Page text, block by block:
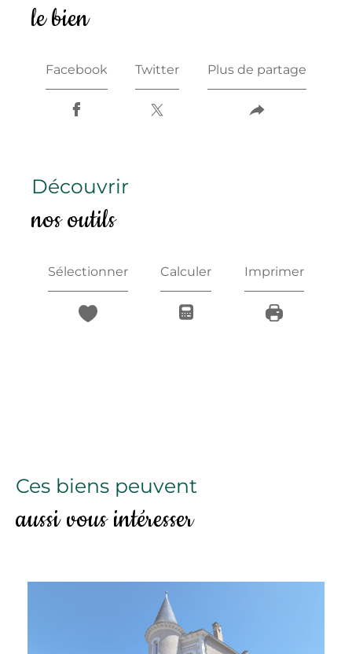
le bien
Facebook Twitter Plus de partage
découvrir
nos outils
Sélectionner Calculer Imprimer
Ces biens peuvent
aussi vous intéresser